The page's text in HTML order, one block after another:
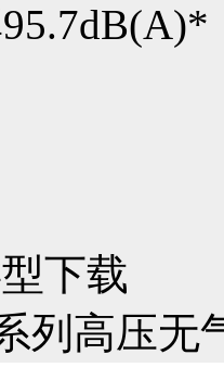
95.7dB(A)*
下载
列高压无